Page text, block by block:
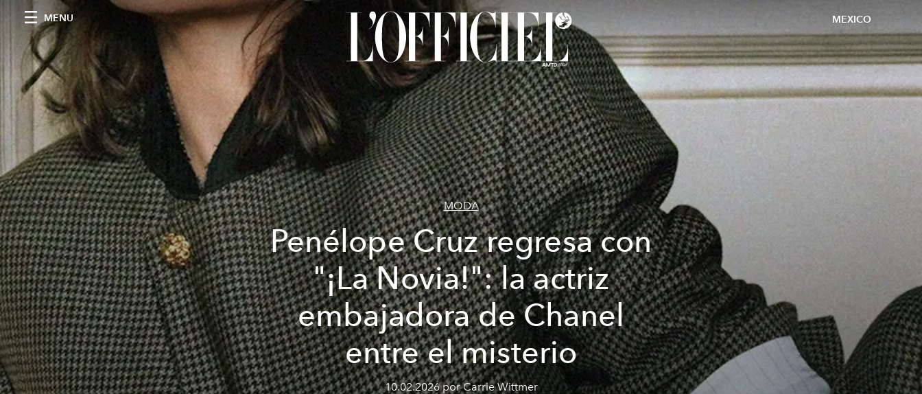
MENU MEXICO
MODA
Penélope Cruz regresa con
"¡La Novia!": la actriz
embajadora de Chanel
entre el misterio
10.02.2026 por Carrie Wittmer